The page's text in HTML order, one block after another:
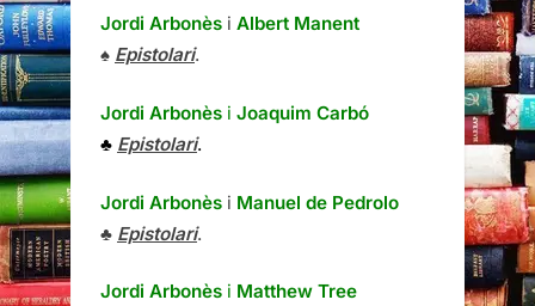
Jordi Arbonès i Albert Manent
♠ Epistolari.
Jordi Arbonès i Joaquim Carbó
♣ Epistolari.
Jordi Arbonès i Manuel de Pedrolo
♣ Epistolari.
Jordi Arbonès i Matthew Tree